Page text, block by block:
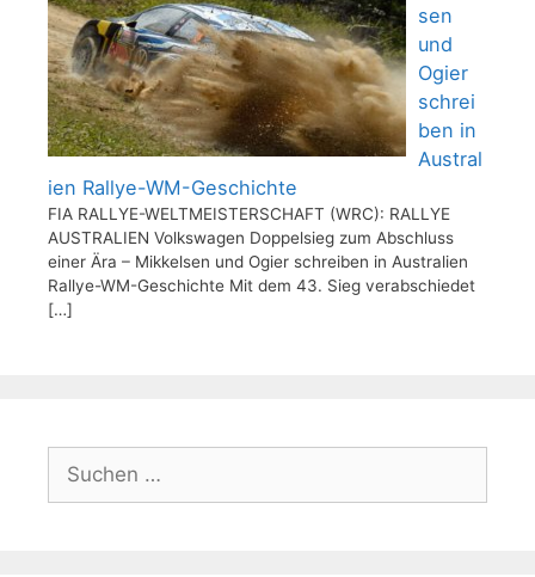
sen
und
Ogier
schrei
ben in
Austral
ien Rallye-WM-Geschichte
FIA RALLYE-WELTMEISTERSCHAFT (WRC): RALLYE
AUSTRALIEN Volkswagen Doppelsieg zum Abschluss
einer Ära – Mikkelsen und Ogier schreiben in Australien
Rallye-WM-Geschichte Mit dem 43. Sieg verabschiedet
[…]
nach: